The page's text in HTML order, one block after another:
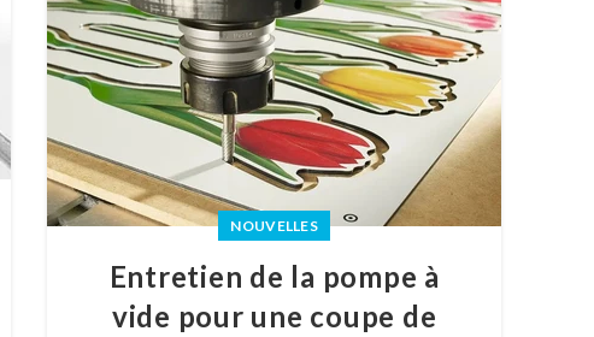
NOUVELLES
Entretien de la pompe à
vide pour une coupe de